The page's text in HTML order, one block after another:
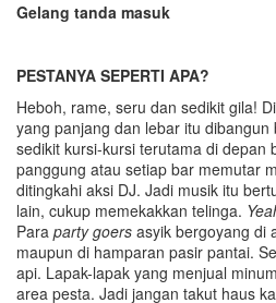
Gelang tanda masuk
PESTANYA SEPERTI APA?
Heboh, rame, seru dan sedikit gila!
yang panjang dan lebar itu
sedikit kursi-kursi terutama di depan
panggung atau setiap bar memutar
ditingkahi aksi DJ. Jadi musik itu
lain, cukup memekakkan telinga.
Para party goers asyik bergoyang di
maupun di hamparan pasir pantai.
api. Lapak-lapak yang menjual
area pesta. Jadi jangan takut haus